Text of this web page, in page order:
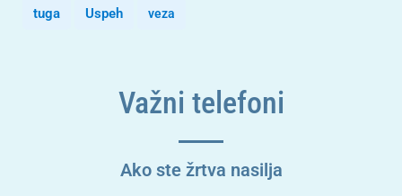
tuga Uspeh veza
Važni telefoni
Ako ste žrtva nasilja